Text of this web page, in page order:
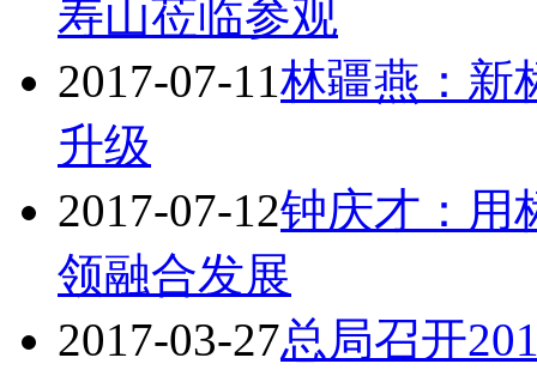
寿山莅临参观
2017-07-11林疆燕：新
升级
2017-07-12钟庆才：用
领融合发展
2017-03-27总局召开